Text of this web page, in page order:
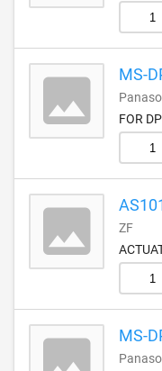
MS-
FOR
ZF
MS-